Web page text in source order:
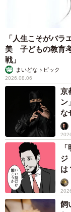
「人生こそがバ
美 子どもの教育
戦」
まいどなトピック
2026.08.06
京
ン
な
未
ジ
は
飼